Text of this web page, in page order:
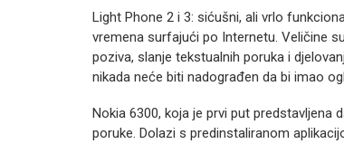
Light Phone 2 i 3: sićušni, ali vrlo
vremena surfajući po Internetu. Veličine
poziva, slanje tekstualnih poruka i
nikada neće biti nadograđen da bi imao
Nokia 6300, koja je prvi put predstavljena
poruke. Dolazi s predinstaliranom